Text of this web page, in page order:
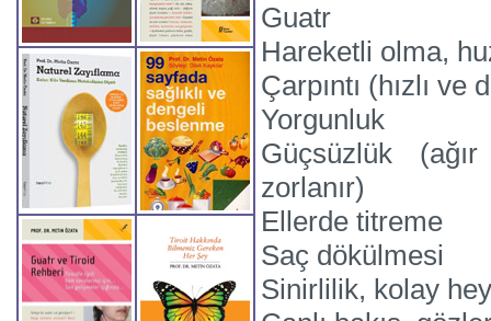
Guatr
Hareketli olma,
Çarpıntı (hızlı ve
Yorgunluk
Güçsüzlük
zorlanır)
Ellerde titreme
Saç dökülmesi
Sinirlilik, kolay